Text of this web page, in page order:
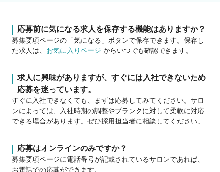
応募前に気になる求人を保存する機能はありますか？
募集要項ページの「気になる」ボタンで保存できます。保存し
た求人は、 お気に入りページ からいつでも確認できます。
求人に興味がありますが、すぐには入社できないため
応募を迷っています。
すぐに入社できなくても、まずは応募してみてください。サロ
ンによっては、入社時期の調整やブランクに対して柔軟に対応
できる場合があります。ぜひ採用担当者に相談してください。
応募はオンラインのみですか？
募集要項ページに電話番号が記載されているサロンであれば、
お電話での応募ができます。